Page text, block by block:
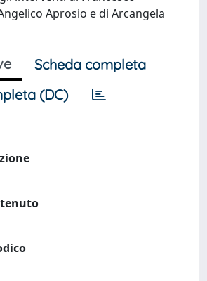
Aprosio e di Arcangela
Scheda completa
(DC)